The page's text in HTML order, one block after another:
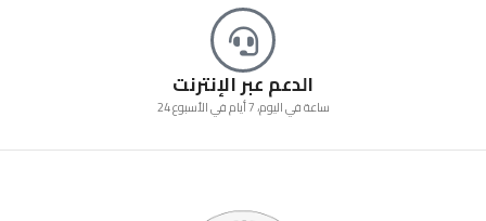
الدعم عبر الإنترنت
24 ساعة في اليوم، 7 أيام في الأسبوع